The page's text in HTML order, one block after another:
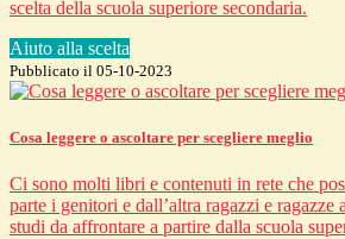
scelta della scuola superiore secondaria.
Aiuto alla scelta
Pubblicato il 05-10-2023
Cosa leggere o ascoltare per scegliere meglio
Ci sono molti libri e contenuti in rete che
parte i genitori e dall’altra ragazzi e ragazze
studi da affrontare a partire dalla scuola